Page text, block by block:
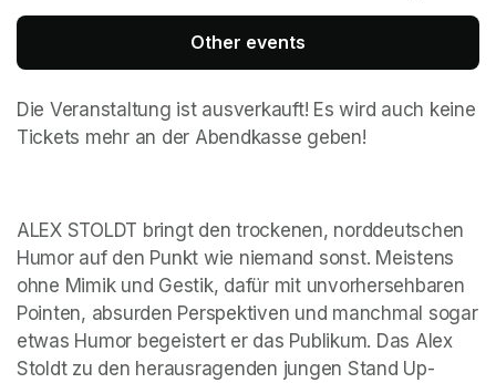
Other events
Die Veranstaltung ist ausverkauft! Es wird auch keine
Tickets mehr an der Abendkasse geben!
ALEX STOLDT bringt den trockenen, norddeutschen
Humor auf den Punkt wie niemand sonst. Meistens
ohne Mimik und Gestik, dafür mit unvorhersehbaren
Pointen, absurden Perspektiven und manchmal sogar
etwas Humor begeistert er das Publikum. Das Alex
Stoldt zu den herausragenden jungen Stand Up-